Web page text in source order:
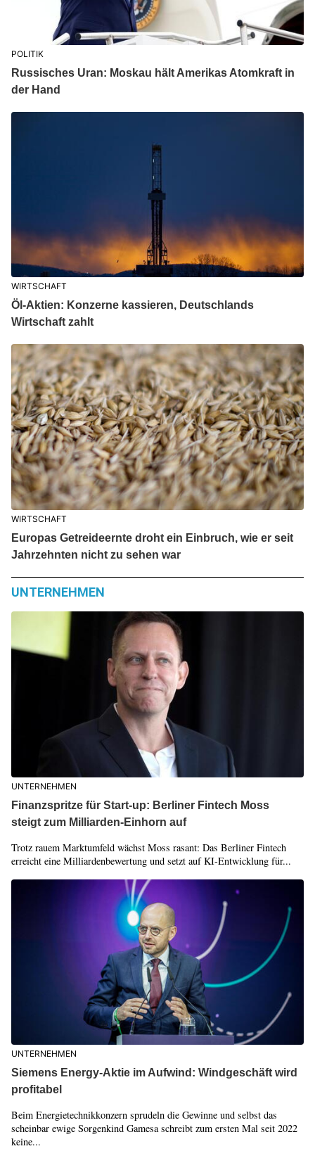
POLITIK
Russisches Uran: Moskau hält Amerikas Atomkraft in
der Hand
WIRTSCHAFT
Öl-Aktien: Konzerne kassieren, Deutschlands
Wirtschaft zahlt
WIRTSCHAFT
Europas Getreideernte droht ein Einbruch, wie er seit
Jahrzehnten nicht zu sehen war
UNTERNEHMEN
UNTERNEHMEN
Finanzspritze für Start-up: Berliner Fintech Moss
steigt zum Milliarden-Einhorn auf
Trotz rauem Marktumfeld wächst Moss rasant: Das Berliner Fintech
erreicht eine Milliardenbewertung und setzt auf KI-Entwicklung für...
UNTERNEHMEN
Siemens Energy-Aktie im Aufwind: Windgeschäft wird
profitabel
Beim Energietechnikkonzern sprudeln die Gewinne und selbst das
scheinbar ewige Sorgenkind Gamesa schreibt zum ersten Mal seit 2022
keine...